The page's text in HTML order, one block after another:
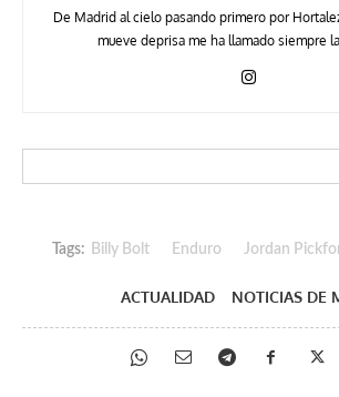
De Madrid al cielo pasando primero por
mueve deprisa me ha llamado siempre
Tags: Billy Bolt Enduro Jordan
ACTUALIDAD NOTICIAS DE